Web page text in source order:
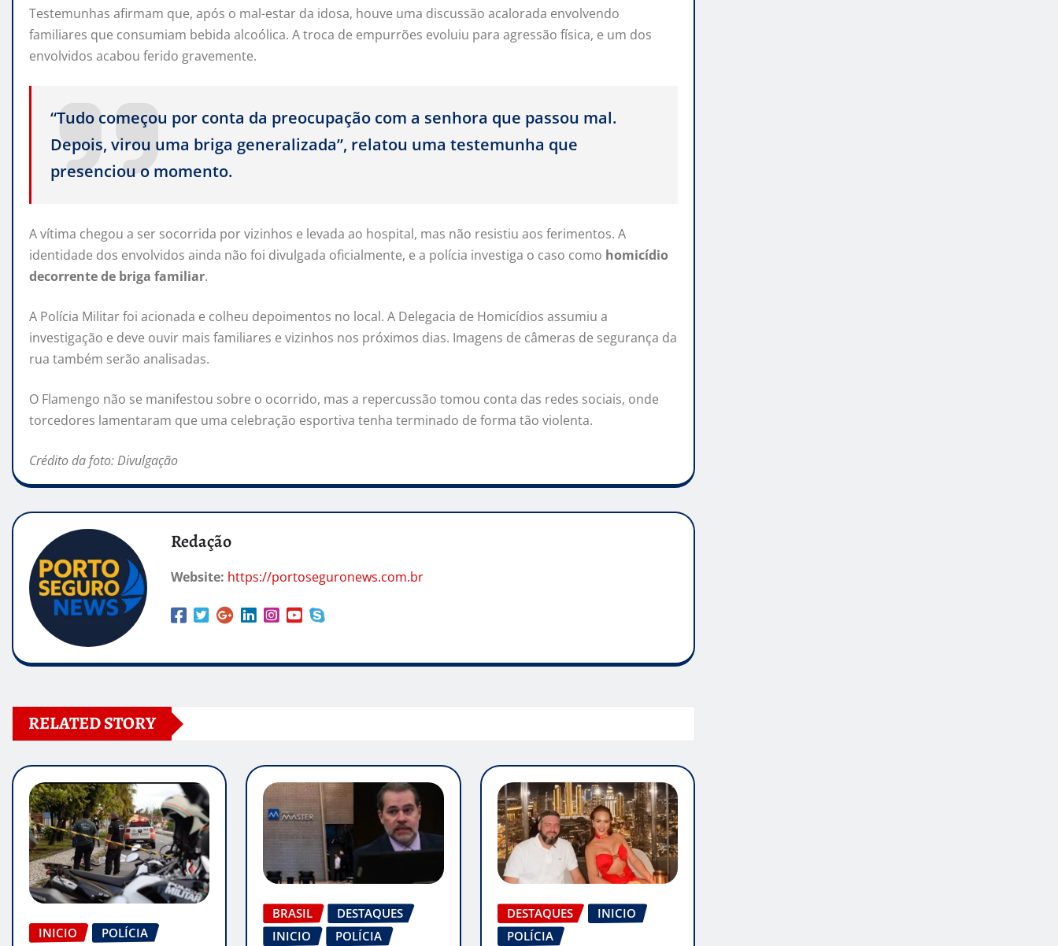
Testemunhas afirmam que, após o mal-estar da idosa, houve uma discussão acalorada envolvendo
familiares que consumiam bebida alcoólica. A troca de empurrões evoluiu para agressão física, e um dos
envolvidos acabou ferido gravemente.
“Tudo começou por conta da preocupação com a senhora que passou mal.
Depois, virou uma briga generalizada”, relatou uma testemunha que
presenciou o momento.
A vítima chegou a ser socorrida por vizinhos e levada ao hospital, mas não resistiu aos ferimentos. A
identidade dos envolvidos ainda não foi divulgada oficialmente, e a polícia investiga o caso como homicídio
decorrente de briga familiar.
A Polícia Militar foi acionada e colheu depoimentos no local. A Delegacia de Homicídios assumiu a
investigação e deve ouvir mais familiares e vizinhos nos próximos dias. Imagens de câmeras de segurança da
rua também serão analisadas.
O Flamengo não se manifestou sobre o ocorrido, mas a repercussão tomou conta das redes sociais, onde
torcedores lamentaram que uma celebração esportiva tenha terminado de forma tão violenta.
Crédito da foto: Divulgação
Redação
Website: https://portoseguronews.com.br
RELATED STORY
INICIO
POLÍCIA
BRASIL
DESTAQUES
INICIO
POLÍCIA
DESTAQUES
INICIO
POLÍCIA